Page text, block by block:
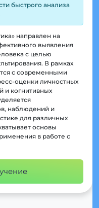
быстрого анализа
направлен на
выявления
с целью
В рамках
с современными
оценки личностных
и когнитивных
наблюдений и
для различных
основы
в работе с